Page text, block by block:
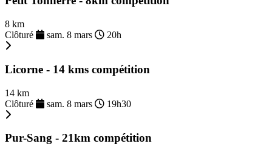
8 km
Clôturé
sam. 8 mars 20h
Licorne - 14 kms compétition
14 km
Clôturé
sam. 8 mars 19h30
Pur-Sang - 21km compétition